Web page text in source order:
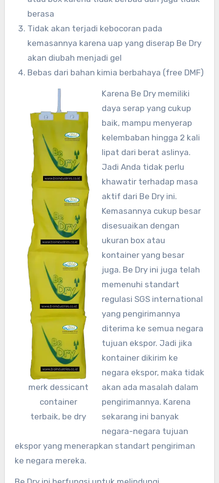
berasa
Tidak akan terjadi kebocoran pada
kemasannya karena uap yang diserap Be Dry
akan diubah menjadi gel
Bebas dari bahan kimia berbahaya (free DMF)
merk dessicant
container
terbaik, be dry
Karena Be Dry memiliki
daya serap yang cukup
baik, mampu menyerap
kelembaban hingga 2 kali
lipat dari berat aslinya.
Jadi Anda tidak perlu
khawatir terhadap masa
aktif dari Be Dry ini.
Kemasannya cukup besar
disesuaikan dengan
ukuran box atau
kontainer yang besar
juga. Be Dry ini juga telah
memenuhi standart
regulasi SGS international
yang pengirimannya
diterima ke semua negara
tujuan ekspor. Jadi jika
kontainer dikirim ke
negara ekspor, maka tidak
akan ada masalah dalam
pengirimannya. Karena
sekarang ini banyak
negara-negara tujuan
ekspor yang menerapkan standart pengiriman
ke negara mereka.